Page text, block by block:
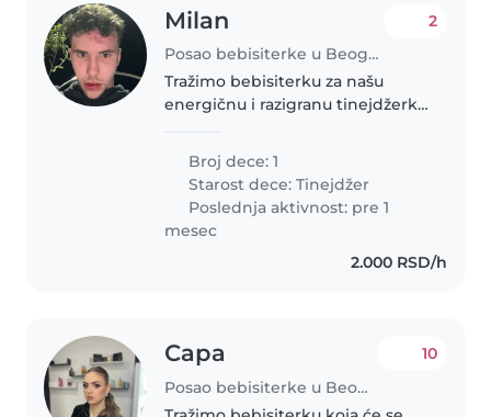
Milan
Posao bebisiterke u Beograd
2
Tražimo bebisiterku za našu
energičnu i razigranu tinejdžerku
spavanja. Naša kćerka je veoma
prijateljska i voli da se druži sa
drugima. Tražimo nekoga..
Broj dece: 1
Starost dece:Tinejdžer
Poslednja aktivnost: pre 1
mesec
2.000 RSD/h
Сара
Posao bebisiterke u Beograd
10